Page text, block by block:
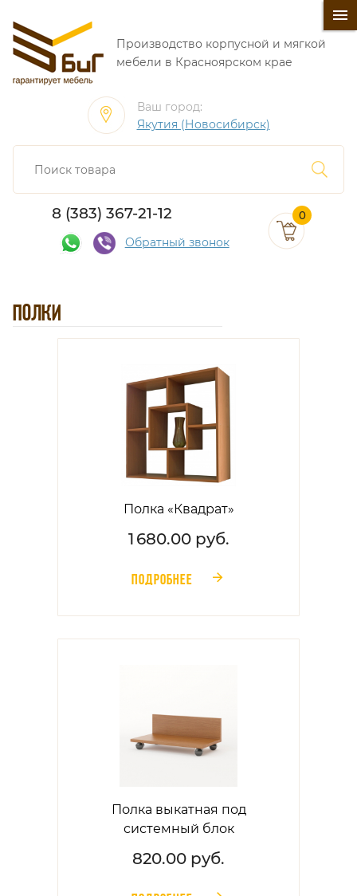
󰍜
Производство корпусной и мягкой
мебели в Красноярском крае
Ваш город:
Якутия (Новосибирск)
8 (383) 367-21-12
Обратный звонок
0
ПОЛКИ
Полка «Квадрат»
1 680.00 руб.
ПОДРОБНЕЕ 󰁔
Полка выкатная под
системный блок
820.00 руб.